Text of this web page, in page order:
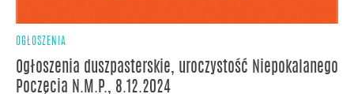
OGŁOSZENIA
Ogłoszenia duszpasterskie, uroczystość Niepokalanego
Poczęcia N.M.P., 8.12.2024